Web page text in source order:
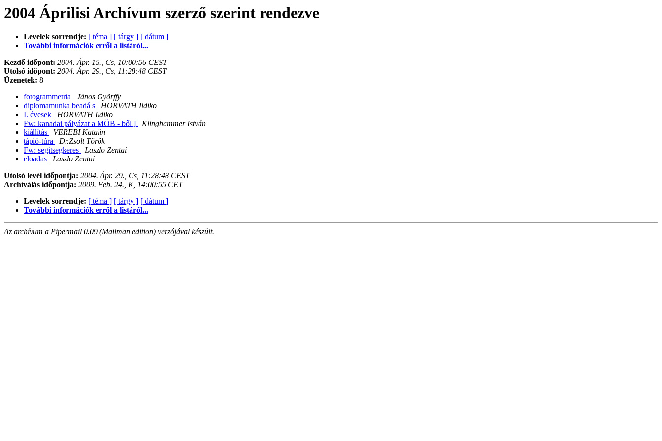
2004 Áprilisi Archívum szerző szerint rendezve
Levelek sorrendje: [ téma ] [ tárgy ] [ dátum ]
További információk erről a listáról...
Kezdő időpont: 2004. Ápr. 15., Cs, 10:00:56 CEST
Utolsó időpont: 2004. Ápr. 29., Cs, 11:28:48 CEST
Üzenetek: 8
fotogrammetria
János Györffy
diplomamunka beadá s
HORVATH Ildiko
I. évesek
HORVATH Ildiko
Fw: kanadai pályázat a MÖB - ből ]
Klinghammer István
kiállítás
VEREBI Katalin
tápió-túra
Dr.Zsolt Török
Fw: segitsegkeres
Laszlo Zentai
eloadas
Laszlo Zentai
Utolsó levél időpontja: 2004. Ápr. 29., Cs, 11:28:48 CEST
Archíválás időpontja: 2009. Feb. 24., K, 14:00:55 CET
Levelek sorrendje: [ téma ] [ tárgy ] [ dátum ]
További információk erről a listáról...
Az archívum a Pipermail 0.09 (Mailman edition) verzójával készült.